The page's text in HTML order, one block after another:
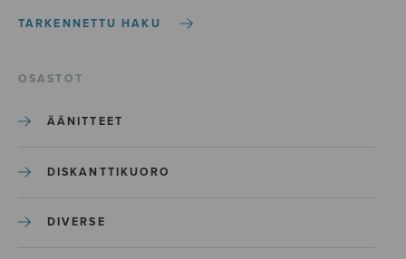
TARKENNETTU HAKU
OSASTOT
ÄÄNITTEET
DISKANTTIKUORO
DIVERSE